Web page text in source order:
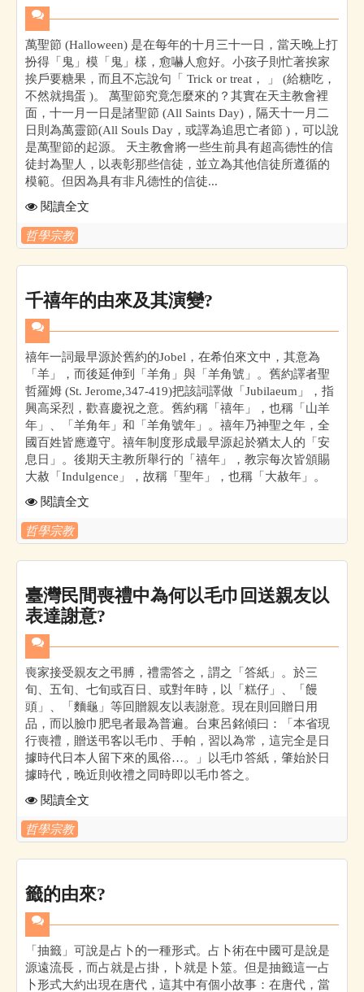
萬聖節 (Halloween) 是在每年的十月三十一日，當天晚上打
扮得「鬼」模「鬼」樣，愈嚇人愈好。小孩子則忙著挨家
挨戶要糖果，而且不忘說句「 Trick or treat， 」 (給糖吃，
不然就搗蛋 )。 萬聖節究竟怎麼來的？其實在天主教會裡
面，十一月一日是諸聖節 (All Saints Day)，隔天十一月二
日則為萬靈節(All Souls Day，或譯為追思亡者節 )，可以說
是萬聖節的起源。 天主教會將一些生前具有超高德性的信
徒封為聖人，以表彰那些信徒，並立為其他信徒所遵循的
模範。但因為具有非凡德性的信徒...
閱讀全文
哲學宗教
千禧年的由來及其演變?
禧年一詞最早源於舊約的Jobel，在希伯來文中，其意為
「羊」，而後延伸到「羊角」與「羊角號」。舊約譯者聖
哲羅姆 (St. Jerome,347-419)把該詞譯做「Jubilaeum」，指
興高采烈，歡喜慶祝之意。舊約稱「禧年」，也稱「山羊
年」、「羊角年」和「羊角號年」。禧年乃神聖之年，全
國百姓皆應遵守。禧年制度形成最早源起於猶太人的「安
息日」。後期天主教所舉行的「禧年」，教宗每次皆頒賜
大赦「Indulgence」，故稱「聖年」，也稱「大赦年」。
閱讀全文
哲學宗教
臺灣民間喪禮中為何以毛巾回送親友以
表達謝意?
喪家接受親友之弔膊，禮需答之，謂之「答紙」。於三
旬、五旬、七旬或百日、或對年時，以「糕仔」、「饅
頭」、「麵龜」等回贈親友以表謝意。現在則回贈日用
品，而以臉巾肥皂者最為普遍。台東呂銘傾曰：「本省現
行喪禮，贈送弔客以毛巾、手帕，習以為常，這完全是日
據時代日本人留下來的風俗…。」以毛巾答紙，肇始於日
據時代，晚近則收禮之同時即以毛巾答之。
閱讀全文
哲學宗教
籤的由來?
「抽籤」可說是占卜的一種形式。占卜術在中國可是說是
源遠流長，而占就是占掛，卜就是卜筮。但是抽籤這一占
卜形式大約出現在唐代，這其中有個小故事：在唐代，當